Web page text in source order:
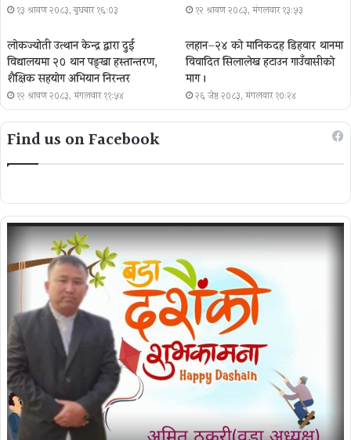
१३ श्रावण २०८३, बुधबार १६:०३ १२ श्रावण २०८३, मंगलवार १३:५३
लोकज्योती उत्थान केन्द्र द्वारा दुई
विद्यालयमा २० थान पङ्खा हस्तान्तरण,
शैक्षिक सहयोग अभियान निरन्तर
१२ श्रावण २०८३, मंगलवार ११:५४
लहान–२४ को मानिकदह डिहवार थानमा
विवादित सिलालेख हटाउन गाउँवासीको
माग ।
२६ जेष्ठ २०८३, मंगलवार १०:२४
Find us on Facebook